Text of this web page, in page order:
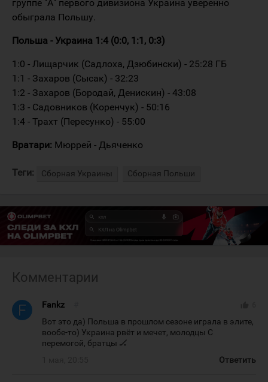
группе "А" первого дивизиона Украина уверенно
обыграла Польшу.
Польша - Украина 1:4 (0:0, 1:1, 0:3)
1:0 - Лищарчик (Садлоха, Дзюбински) - 25:28 ГБ
1:1 - Захаров (Сысак) - 32:23
1:2 - Захаров (Бородай, Денискин) - 43:08
1:3 - Садовников (Коренчук) - 50:16
1:4 - Трахт (Пересунко) - 55:00
Вратари: Мюррей - Дьяченко
Теги: Сборная Украины Сборная Польши
Комментарии
Fankz
Вот это да) Польша в прошлом сезоне играла в элите,
вообе-то) Украина рвёт и мечет, молодцы С
перемогой, братцы 🏒
Ответить